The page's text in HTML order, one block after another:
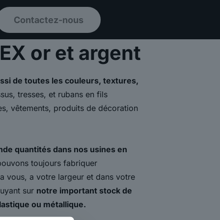
Contactez-nous
or et argent
de toutes les couleurs, textures,
tresses, et rubans en fils
vêtements, produits de décoration
quantités dans nos usines en
toujours fabriquer
a vous, a votre largeur et dans votre
sur notre important stock de
ou métallique.